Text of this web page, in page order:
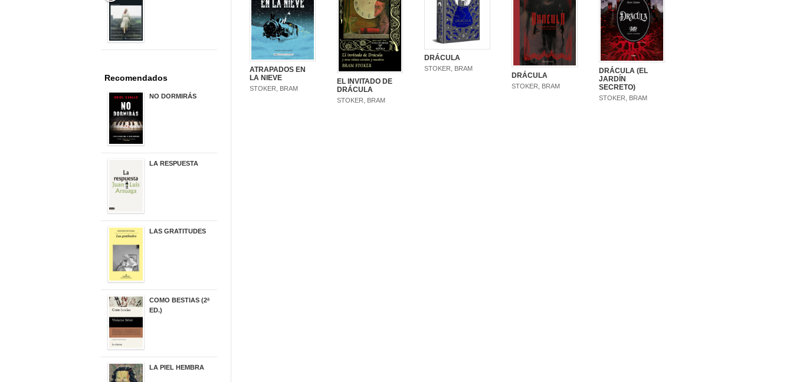
ATRAPADOS EN
LA NIEVE
STOKER, BRAM
EL INVITADO DE
DRÁCULA
STOKER, BRAM
DRÁCULA
STOKER, BRAM
DRÁCULA
STOKER, BRAM
DRÁCULA (EL
JARDÍN
SECRETO)
STOKER, BRAM
Recomendados
NO DORMIRÁS
LA RESPUESTA
LAS GRATITUDES
COMO BESTIAS (2ª
ED.)
LA PIEL HEMBRA